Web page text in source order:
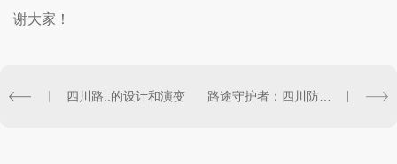
谢大家！
四川路..的设计和演变